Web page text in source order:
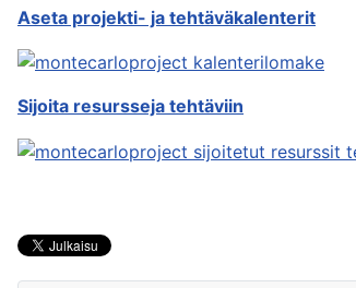
Aseta projekti- ja tehtäväkalenterit
Sijoita resursseja tehtäviin